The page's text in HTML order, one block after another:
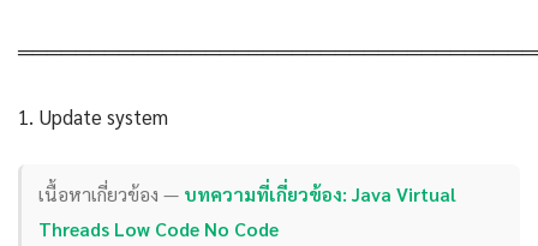
1. Update system
เนื้อหาเกี่ยวข้อง — บทความที่เกี่ยวข้อง: Java Virtual
Threads Low Code No Code